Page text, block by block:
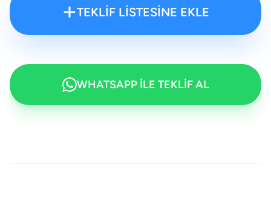
TEKLİF LİSTESİNE EKLE
WHATSAPP İLE TEKLİF AL